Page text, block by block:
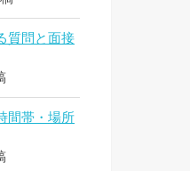
質問と面接
間帯・場所